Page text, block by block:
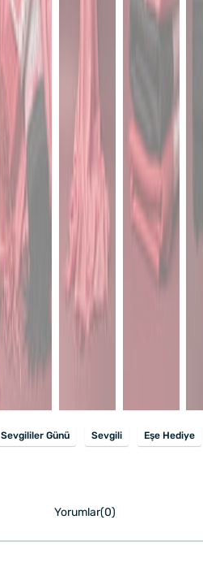
Sevgililer Günü Sevgili Eşe Hediye
Yorumlar(0)